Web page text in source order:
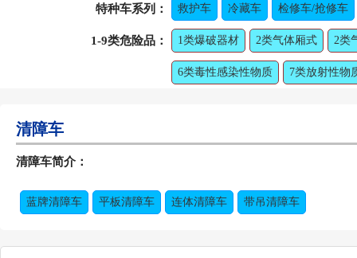
特种车系列： 救护车 冷藏车 检修车/抢修车
1-9类危险品： 1类爆破器材 2类气体厢式 2类
6类毒性感染性物质 7类放射性物
清障车
清障车简介：
蓝牌清障车 平板清障车 连体清障车 带吊清障车